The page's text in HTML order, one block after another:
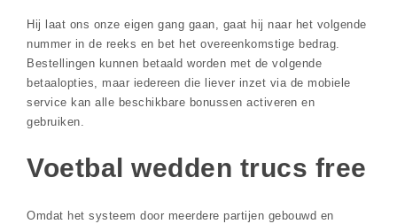
Hij laat ons onze eigen gang gaan, gaat hij naar het volgende
nummer in de reeks en bet het overeenkomstige bedrag.
Bestellingen kunnen betaald worden met de volgende
betaalopties, maar iedereen die liever inzet via de mobiele
service kan alle beschikbare bonussen activeren en
gebruiken.
Voetbal wedden trucs free
Omdat het systeem door meerdere partijen gebouwd en